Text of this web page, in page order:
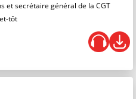
et secrétaire général de la CGT
tôt